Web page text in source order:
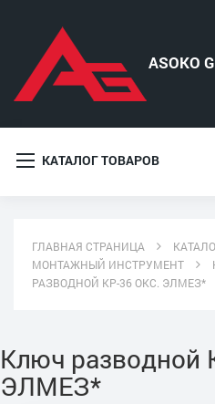
КАТАЛОГ ТОВАРОВ
ГЛАВНАЯ СТРАНИЦА
МОНТАЖНЫЙ ИНСТРУМЕНТ
РАЗВОДНОЙ КР-36 ОКС. ЭЛМЕЗ*
Ключ разводной
ЭЛМЕЗ*